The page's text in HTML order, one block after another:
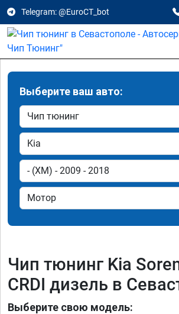
Telegram: @EuroCT_bot
Выберите ваш авто:
Чип тюнинг Kia
CRDI дизель в
Выберите свою модель: